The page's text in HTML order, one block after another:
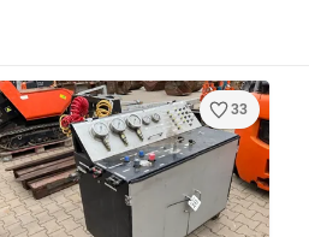
33